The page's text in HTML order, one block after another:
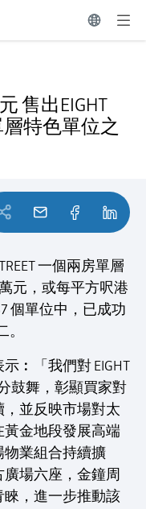
售出EIGHT
層特色單位之
一個兩房單層
元，或每平方呎港
個單位中，已成功
︰「我們對 EIGHT
分鼓舞，彰顯買家對
並反映市場對太
金地段發展高端
業組合持續擴
場六座，金鐘周
，進一步推動該